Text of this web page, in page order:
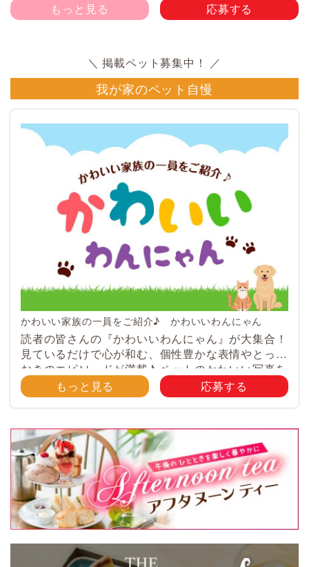
もっと見る 応募する
我が家のペット自慢
かわいい家族の一員をご紹介♪ かわいいわんにゃん
読者の皆さんの『かわいいわんにゃん』が大集合！
見ているだけで心が和む、個性豊かな表情やとって
おきのエピソードが満載♪ ペットのかわいい写真を
大募集！ みなさんのご自慢のペット写真や動画を
大募集！ 携帯電話・スマホ等で撮影 […]
もっと見る 応募する